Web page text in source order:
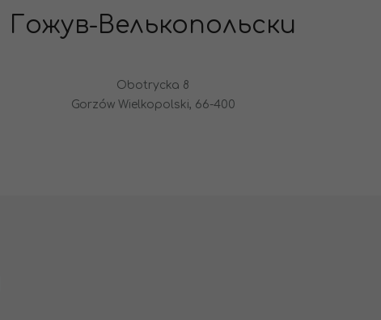
Гожув-Велькопольски
Obotrycka 8
Gorzów Wielkopolski, 66-400